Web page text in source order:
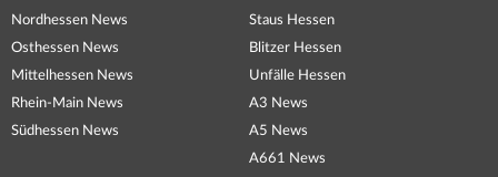
Nordhessen News
Osthessen News
Mittelhessen News
Rhein-Main News
Südhessen News
Staus Hessen
Blitzer Hessen
Unfälle Hessen
A3 News
A5 News
A661 News